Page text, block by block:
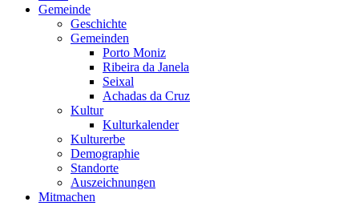
Gemeinde
Geschichte
Gemeinden
Porto Moniz
Ribeira da Janela
Seixal
Achadas da Cruz
Kultur
Kulturkalender
Kulturerbe
Demographie
Standorte
Auszeichnungen
Mitmachen